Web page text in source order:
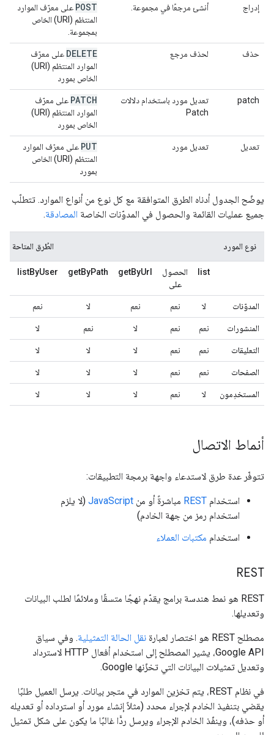
إدراج أنشئ مرجعًا في مجموعة. POST على معرّف الموارد
المنتظم (URI) الخاص
بمجموعة.
حذف لحذف مرجع DELETE على معرّف
الموارد المنتظم (URI)
الخاص بمورد
patch
تعديل مورد باستخدام دلالات
Patch
PATCH على معرّف
الموارد المنتظم (URI)
الخاص بمورد
تعديل تعديل مورد PUT على معرّف الموارد
المنتظم (URI) الخاص
بمورد
يوضّح الجدول أدناه الطرق المتوافقة مع كل نوع من أنواع الموارد. تتطلّب
جميع عمليات القائمة والحصول في المدوّنات الخاصة المصادقة.
نوع المورد الطُرق المتاحة
list
الحصول
على
getByUrl
getByPath
listByUser
المدوّنات لا نعم نعم لا نعم
المنشورات نعم نعم لا نعم لا
التعليقات نعم نعم لا لا لا
الصفحات نعم نعم لا لا لا
المستخدِمون لا نعم لا لا لا
أنماط الاتصال
تتوفّر عدة طرق لاستدعاء واجهة برمجة التطبيقات:
استخدام REST مباشرةً أو من JavaScript (لا يلزم
استخدام رمز من جهة الخادم)
استخدام مكتبات العملاء
REST
‫REST هو نمط هندسة برامج يقدّم نهجًا متسقًا وملائمًا لطلب البيانات
وتعديلها.
مصطلح REST هو اختصار لعبارة نقل الحالة التمثيلية. وفي سياق
Google API، يشير المصطلح إلى استخدام أفعال HTTP لاسترداد
وتعديل تمثيلات البيانات التي تخزّنها Google.
في نظام REST، يتم تخزين الموارد في متجر بيانات. يرسل العميل طلبًا
يقضي بتنفيذ الخادم لإجراء محدد (مثلاً إنشاء مورد أو استرداده أو تعديله
أو حذفه)، وينفّذ الخادم الإجراء ويرسل ردًّا غالبًا ما يكون على شكل تمثيل